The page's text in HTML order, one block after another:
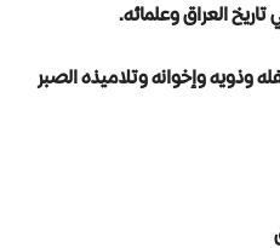
العراق وعلمائه.
وذويه وإخوانه وتلاميذه الصبر